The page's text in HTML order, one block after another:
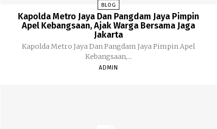
BLOG
Kapolda Metro Jaya Dan Pangdam Jaya Pimpin
Apel Kebangsaan, Ajak Warga Bersama Jaga
Jakarta
Kapolda Metro Jaya Dan Pangdam Jaya Pimpin Apel
Kebangsaan,...
ADMIN